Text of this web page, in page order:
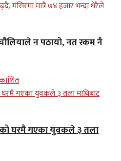
न पठायो, नत रकम नै
घरमै गएका युवकले ३ तला